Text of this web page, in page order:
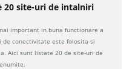
20 site-uri de intalniri
important in buna functionare a
de conectivitate este folosita si
Aici sunt listate 20 de site-uri de